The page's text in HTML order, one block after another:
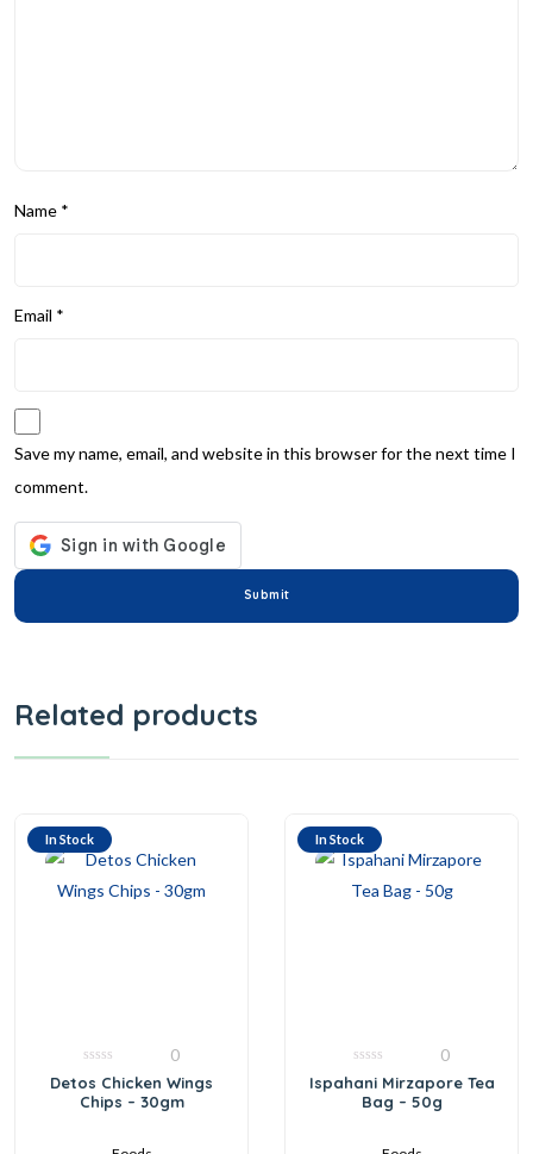
Name *
Email *
Save my name, email, and website in this browser for the next time I
comment.
Related products
In Stock
out
of
0
Detos Chicken Wings
Chips – 30gm
In Stock
out
of
0
Ispahani Mirzapore Tea
Bag – 50g